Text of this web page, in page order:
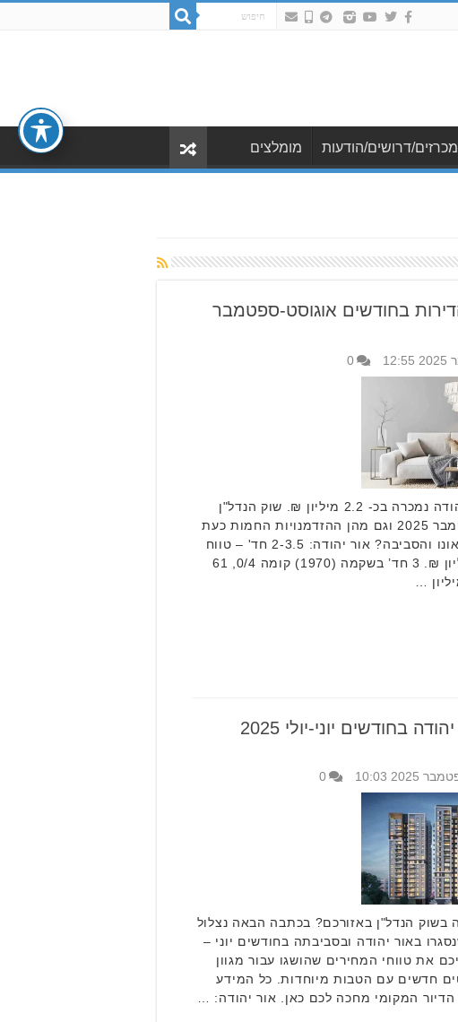
מכרזים/דרושים/הודעות מומלצים
בחודשים אוגוסט-ספטמבר
0
דירת 4 חדרים באור יהודה נמכרה בכ- 2.2 מיליון ₪. שוק הנדל"ן
בחודשים אוגוסט-ספטמבר 2025 וגם מהן ההזדמנויות החמות כעת
בשוק – בעיר, בבקעת אונו והסביבה? אור יהודה: 2-3.5 חד' – טווח
מחירים 2.6 – 1.6 מיליון ₪. 3 חד’ בשקמה (1970) קומה 0/4, 61
בחודשים יוני-יולי 2025
0
בשוק הנדל"ן באזורכם? בכתבה הבאה נצלול
באור יהודה ובסביבתה בחודשים יוני –
בפניכם את טווחי המחירים שהושגו עבור מגוון
חדשים עם הטבות מיוחדות. כל המידע
המקומי מחכה לכם כאן. אור יהודה: …